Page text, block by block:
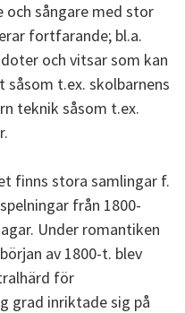
sångare med stor
fortfarande; bl.a.
och vitsar som kan
t.ex. skolbarnens
teknik såsom t.ex.
finns stora samlingar f.
från 1800-
Under romantiken
av 1800-t. blev
för
grad inriktade sig på